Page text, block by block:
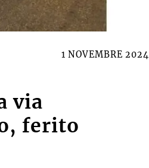
1 NOVEMBRE 2024
via
ferito